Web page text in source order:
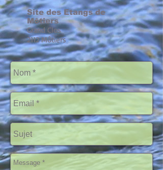
Site des Etangs de
Môtiers
Grand Clos
2112 Môtiers